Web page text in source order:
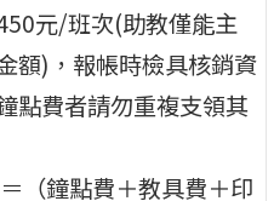
元/班次(助教僅能主
額)，報帳時檢具核銷資
點費者請勿重複支領其
（鐘點費＋教具費＋印